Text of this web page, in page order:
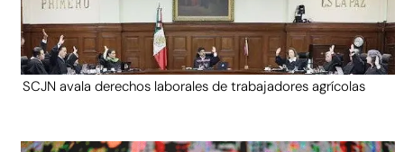
SCJN avala derechos laborales de trabajadores agrícolas